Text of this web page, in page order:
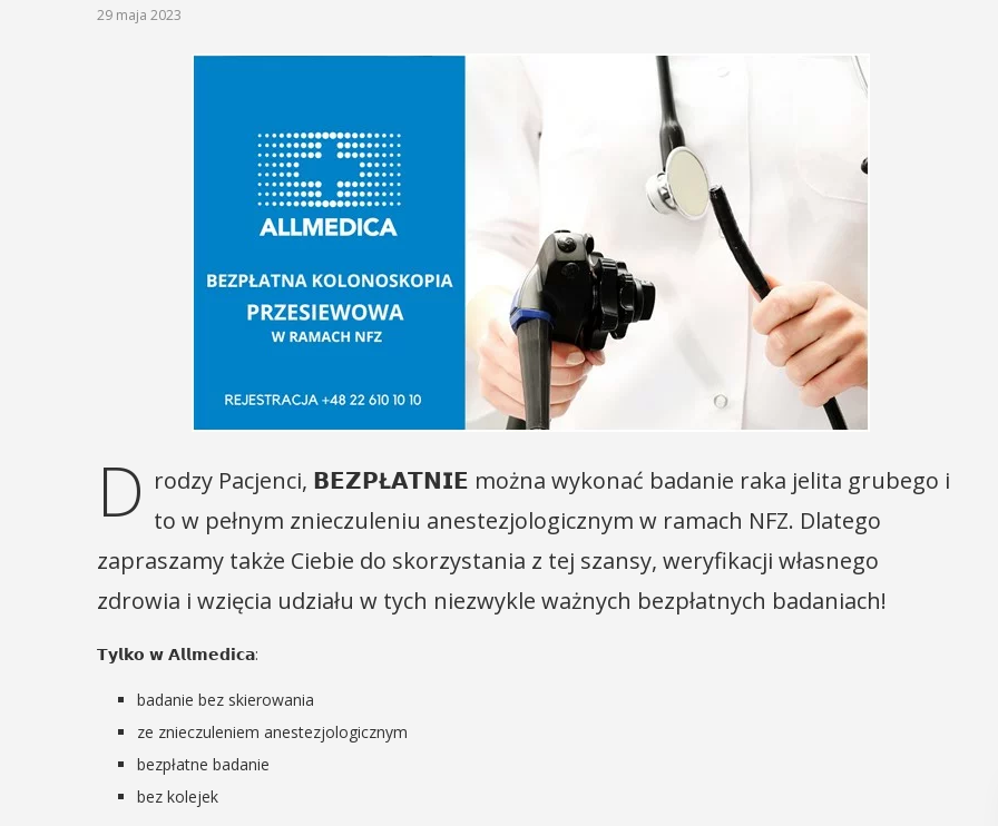
29 maja 2023
D rodzy Pacjenci, 𝗕𝗘𝗭𝗣Ł𝗔𝗧𝗡𝗜𝗘 można wykonać badanie raka jelita grubego i
to w pełnym znieczuleniu anestezjologicznym w ramach NFZ. Dlatego
zapraszamy także Ciebie do skorzystania z tej szansy, weryfikacji własnego
zdrowia i wzięcia udziału w tych niezwykle ważnych bezpłatnych badaniach!
𝗧𝘆𝗹𝗸𝗼 𝘄 𝗔𝗹𝗹𝗺𝗲𝗱𝗶𝗰𝗮:
badanie bez skierowania
ze znieczuleniem anestezjologicznym
bezpłatne badanie
bez kolejek